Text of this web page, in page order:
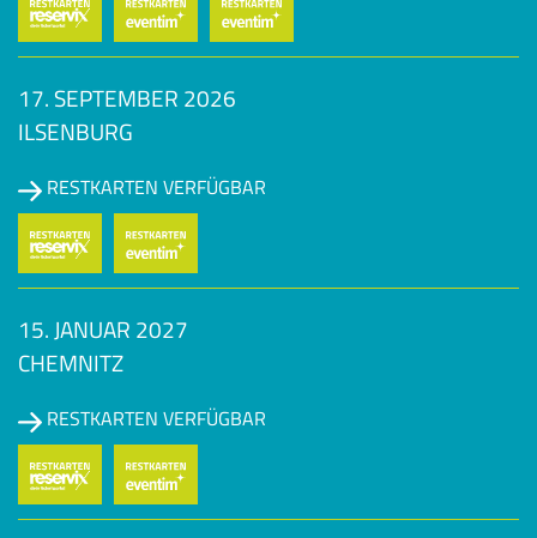
17. SEPTEMBER 2026
ILSENBURG
RESTKARTEN VERFÜGBAR
15. JANUAR 2027
CHEMNITZ
RESTKARTEN VERFÜGBAR